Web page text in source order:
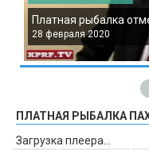
Платная рыбалка
28 февраля 2020
ПЛАТНАЯ РЫБАЛКА
Загрузка плеера...